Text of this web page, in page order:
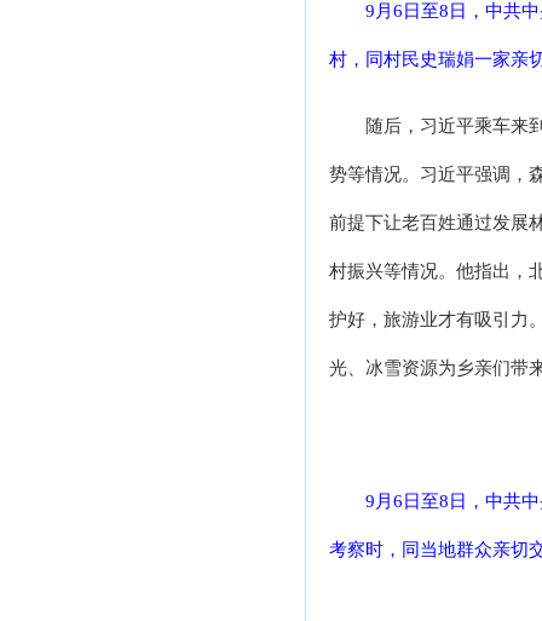
9月6日至8日，中共
村，同村民史瑞娟一家亲
随后，习近平乘车来
势等情况。习近平强调，
前提下让老百姓通过发展
村振兴等情况。他指出，
护好，旅游业才有吸引力
光、冰雪资源为乡亲们带
9月6日至8日，中共
考察时，同当地群众亲切